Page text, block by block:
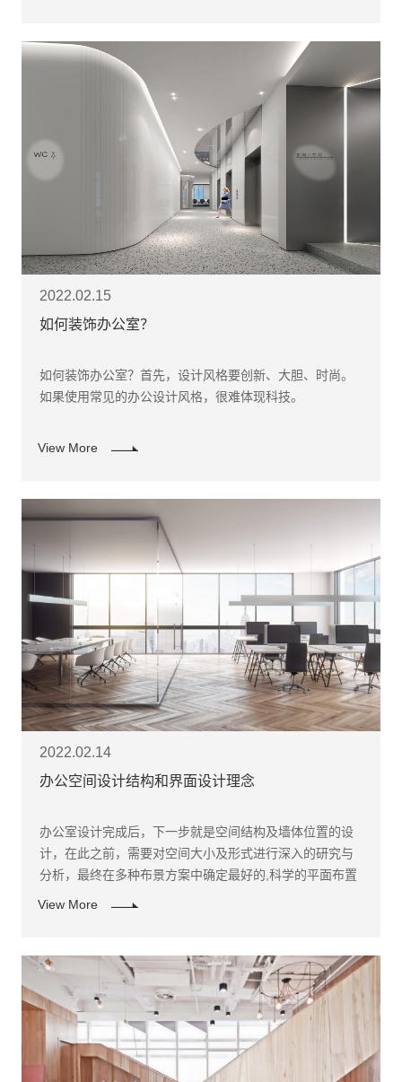
2022.02.15
如何装饰办公室？
如何装饰办公室？首先，设计风格要创新、大胆、时尚。
如果使用常见的办公设计风格，很难体现科技。
View More
2022.02.14
办公空间设计结构和界面设计理念
办公室设计完成后，下一步就是空间结构及墙体位置的设
计，在此之前，需要对空间大小及形式进行深入的研究与
分析，最终在多种布景方案中确定最好的,科学的平面布置
View More